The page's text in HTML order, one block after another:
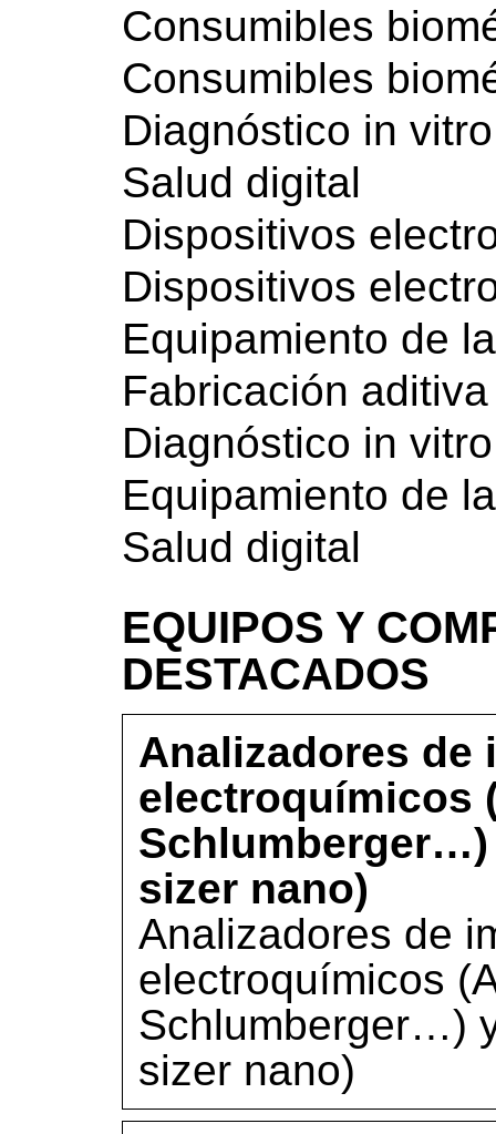
Consumibles
Consumibles
Diagnóstico in vitro
Salud digital
Dispositivos
Dispositivos
Equipamiento de
Fabricación aditiva
Diagnóstico in vitro
Equipamiento de
Salud digital
EQUIPOS Y
DESTACADOS
Analizadores de
electroquímicos
Schlumberger…)
sizer nano)
Analizadores de
electroquímicos
Schlumberger…)
sizer nano)